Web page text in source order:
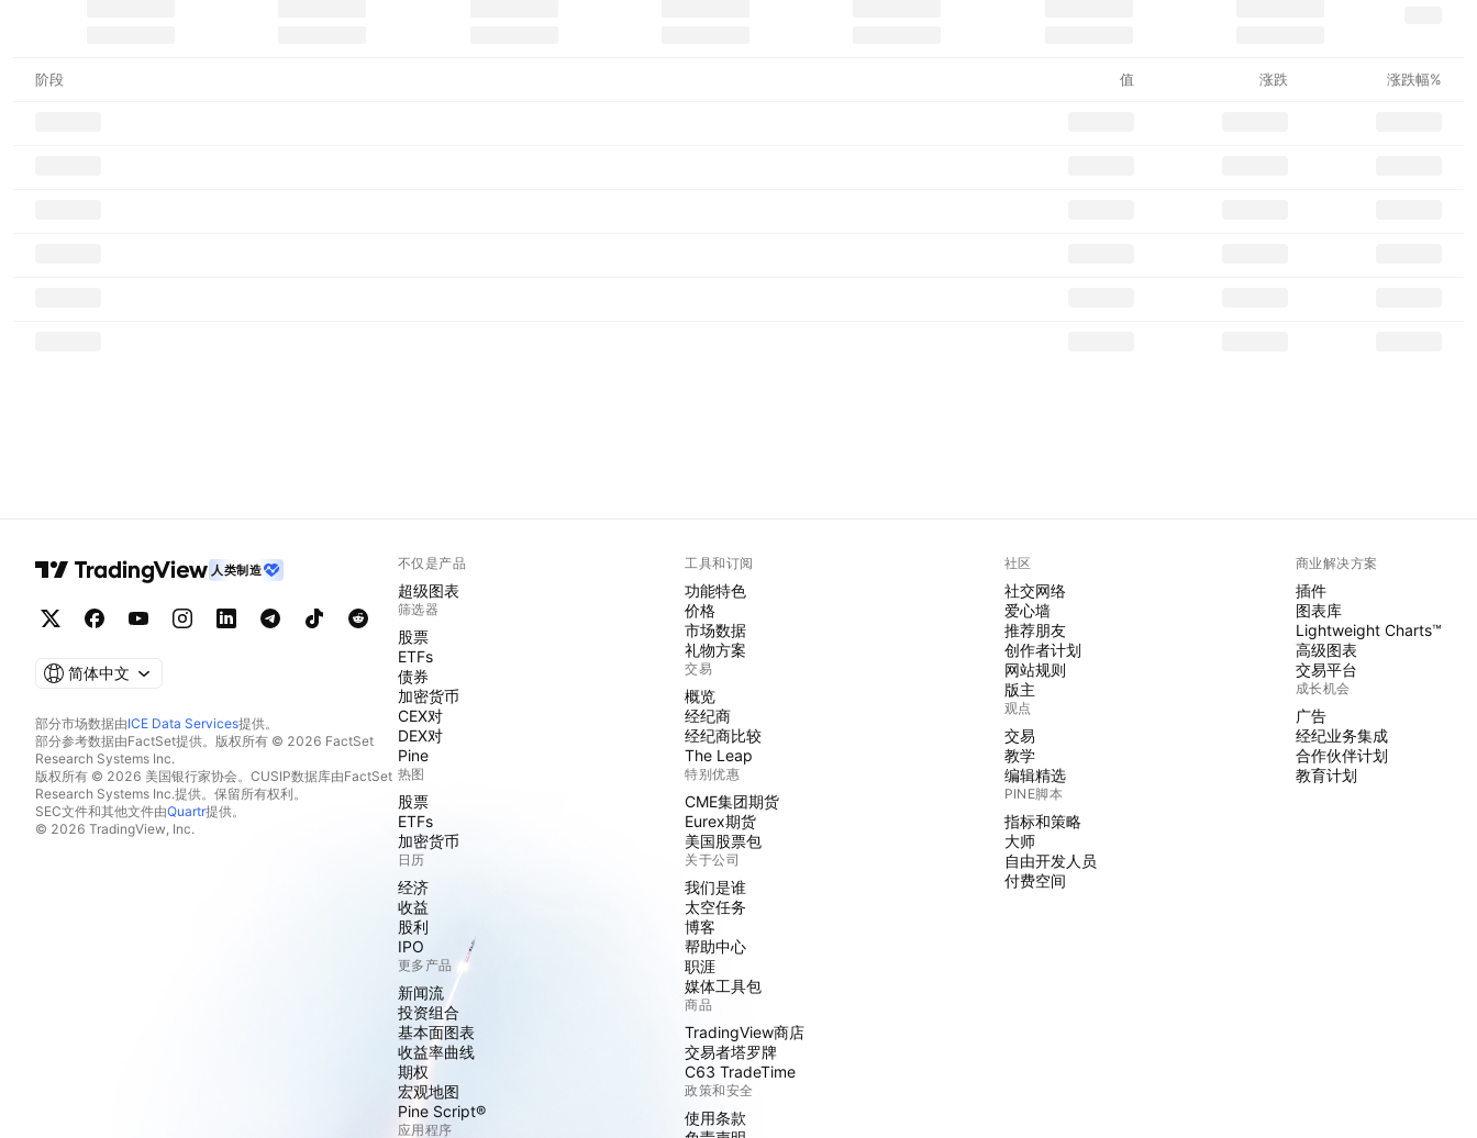
阶段 值 涨跌 涨跌幅%
人类制造
简体中文
部分市场数据由ICE Data Services提供。
部分参考数据由FactSet提供。版权所有 © 2026 FactSet
Research Systems Inc.
版权所有 © 2026 美国银行家协会。CUSIP数据库由FactSet
Research Systems Inc.提供。保留所有权利。
SEC文件和其他文件由Quartr提供。
© 2026 TradingView, Inc.
不仅是产品
超级图表
筛选器
股票
ETFs
债券
加密货币
CEX对
DEX对
Pine
热图
股票
ETFs
加密货币
日历
经济
收益
股利
IPO
更多产品
新闻流
投资组合
基本面图表
收益率曲线
期权
宏观地图
Pine Script®
应用程序
工具和订阅
功能特色
价格
市场数据
礼物方案
交易
概览
经纪商
经纪商比较
The Leap
特别优惠
CME集团期货
Eurex期货
美国股票包
关于公司
我们是谁
太空任务
博客
帮助中心
职涯
媒体工具包
商品
TradingView商店
交易者塔罗牌
C63 TradeTime
政策和安全
使用条款
社区
社交网络
爱心墙
推荐朋友
创作者计划
网站规则
版主
观点
交易
教学
编辑精选
PINE脚本
指标和策略
大师
自由开发人员
付费空间
商业解决方案
插件
图表库
Lightweight Charts™
高级图表
交易平台
成长机会
广告
经纪业务集成
合作伙伴计划
教育计划